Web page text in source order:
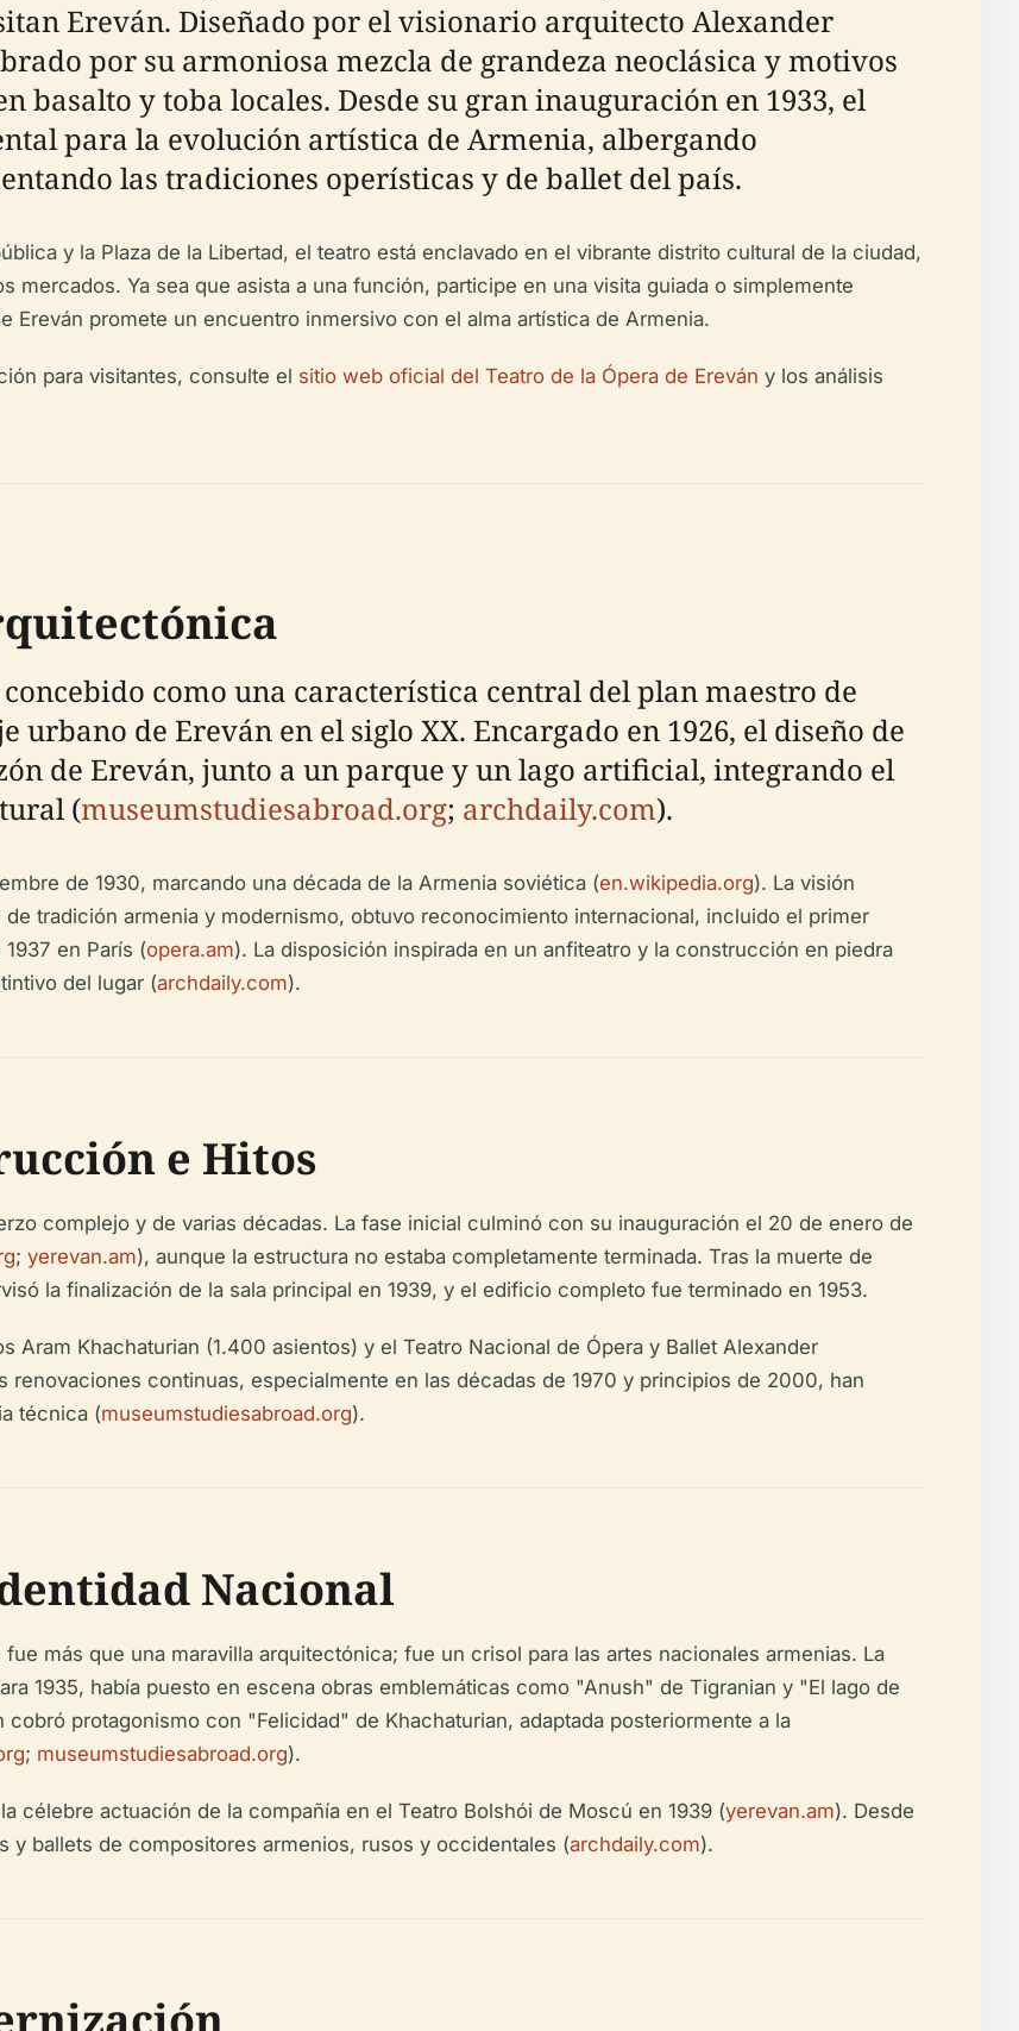
Ereván. Diseñado por el visionario arquitecto Alexander
por su armoniosa mezcla de grandeza neoclásica y motivos
basalto y toba locales. Desde su gran inauguración en 1933, el
para la evolución artística de Armenia, albergando
las tradiciones operísticas y de ballet del país.
y la Plaza de la Libertad, el teatro está enclavado en el vibrante distrito cultural de la ciudad,
mercados. Ya sea que asista a una función, participe en una visita guiada o simplemente
Ereván promete un encuentro inmersivo con el alma artística de Armenia.
para visitantes, consulte el sitio web oficial del Teatro de la Ópera de Ereván y los análisis
como una característica central del plan maestro de
de Ereván en el siglo XX. Encargado en 1926, el diseño de
de Ereván, junto a un parque y un lago artificial, integrando el
(museumstudiesabroad.org; archdaily.com).
de 1930, marcando una década de la Armenia soviética (en.wikipedia.org). La visión
tradición armenia y modernismo, obtuvo reconocimiento internacional, incluido el primer
en París (opera.am). La disposición inspirada en un anfiteatro y la construcción en piedra
del lugar (archdaily.com).
e Hitos
complejo y de varias décadas. La fase inicial culminó con su inauguración el 20 de enero de
; yerevan.am), aunque la estructura no estaba completamente terminada. Tras la muerte de
la finalización de la sala principal en 1939, y el edificio completo fue terminado en 1953.
Aram Khachaturian (1.400 asientos) y el Teatro Nacional de Ópera y Ballet Alexander
renovaciones continuas, especialmente en las décadas de 1970 y principios de 2000, han
técnica (museumstudiesabroad.org).
Nacional
más que una maravilla arquitectónica; fue un crisol para las artes nacionales armenias. La
1935, había puesto en escena obras emblemáticas como "Anush" de Tigranian y "El lago de
protagonismo con "Felicidad" de Khachaturian, adaptada posteriormente a la
; museumstudiesabroad.org).
célebre actuación de la compañía en el Teatro Bolshói de Moscú en 1939 (yerevan.am). Desde
y ballets de compositores armenios, rusos y occidentales (archdaily.com).